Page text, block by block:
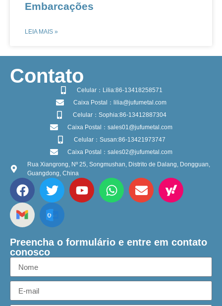
Embarcações​
LEIA MAIS »
​Contato
Celular：Lilia:86-13418258571
Caixa Postal：lilia@jufumetal.com
Celular：Sophia:86-13412887304
Caixa Postal：sales01@jufumetal.com
Celular：Susan:86-13421973747
Caixa Postal：sales02@jufumetal.com
Rua Xiangrong, Nº 25, Songmushan, Distrito de Dalang, Dongguan,
Guangdong, China
Preencha o formulário e entre em contato
conosco